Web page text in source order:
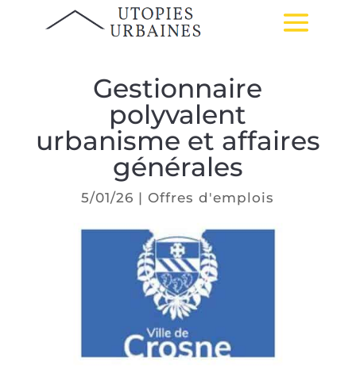
Gestionnaire
polyvalent
urbanisme et affaires
générales
5/01/26 | Offres d'emplois